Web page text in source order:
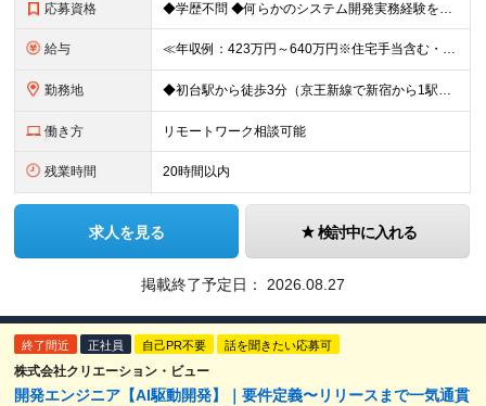
応募資格 ◆学歴不問 ◆何らかのシステム開発実務経験をお持ちの方 （目安2年以上／開発言語や担当工程は不問です） ※AI分野における開発業務の経験・知見をお持ちの方は歓迎いたします！ ＜このような方をお待ちし
給与 ≪年収例：423万円～640万円※住宅手当含む・残業代除く≫ ◆賞与年4カ月分支給 ※昨年度実績 ◆住宅手当・退職金制度・持株会など各種制度や手当が充実！ 月給24万800円～37万8,050円＋賞
勤務地 ◆初台駅から徒歩3分（京王新線で新宿から1駅！） ◆リモートワーク／フリーアドレス制度あり ◆出張転勤なし 【リゾートトラスト 東京本社】 東京都渋谷区代々木4-36-19 リゾートトラスト東京ビル
働き方 リモートワーク相談可能
残業時間 20時間以内
求人を見る 検討中に入れる
掲載終了予定日： 2026.08.27
終了間近 正社員 自己PR不要 話を聞きたい応募可
株式会社クリエーション・ビュー
開発エンジニア【AI駆動開発】｜要件定義〜リリースまで一気通貫